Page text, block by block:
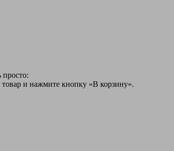
просто:
и нажмите кнопку «В корзину».